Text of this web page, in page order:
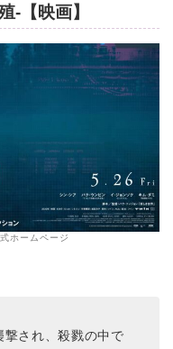
-【映画】
ホームページ
され、殺戮の中で